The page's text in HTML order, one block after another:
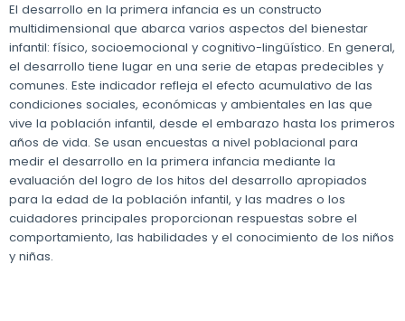
El desarrollo en la primera infancia es un constructo
multidimensional que abarca varios aspectos del bienestar
infantil: físico, socioemocional y cognitivo-lingüístico. En general,
el desarrollo tiene lugar en una serie de etapas predecibles y
comunes. Este indicador refleja el efecto acumulativo de las
condiciones sociales, económicas y ambientales en las que
vive la población infantil, desde el embarazo hasta los primeros
años de vida. Se usan encuestas a nivel poblacional para
medir el desarrollo en la primera infancia mediante la
evaluación del logro de los hitos del desarrollo apropiados
para la edad de la población infantil, y las madres o los
cuidadores principales proporcionan respuestas sobre el
comportamiento, las habilidades y el conocimiento de los niños
y niñas.